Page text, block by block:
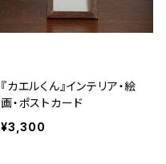
『カエルくん』インテリア・絵
画・ポストカード
¥3,300